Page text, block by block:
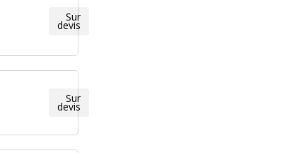
Sur
devis
Sur
devis